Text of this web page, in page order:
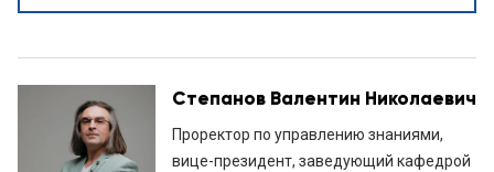
Степанов Валентин Николаевич
Проректор по управлению знаниями,
вице-президент, заведующий кафедрой